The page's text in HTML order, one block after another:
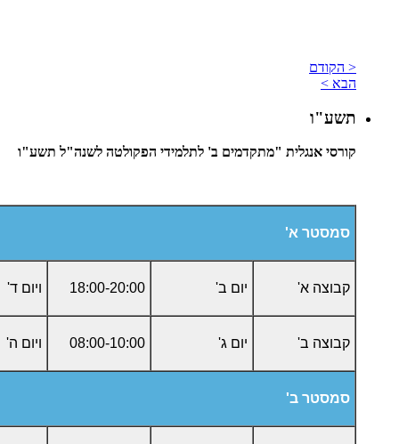
< הקודם
הבא >
תשע"ו
קורסי אנגלית "מתקדמים ב' לתלמידי הפקולטה לשנה"ל תשע"ו
סמסטר א'
קבוצה א' יום ב' 18:00-20:00 ויום ד'
קבוצה ב' יום ג' 08:00-10:00 ויום ה'
סמסטר ב'